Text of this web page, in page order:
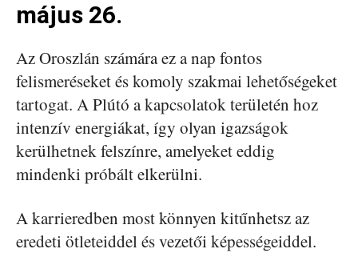
május 26.
Az Oroszlán számára ez a nap fontos
felismeréseket és komoly szakmai lehetőségeket
tartogat. A Plútó a kapcsolatok területén hoz
intenzív energiákat, így olyan igazságok
kerülhetnek felszínre, amelyeket eddig
mindenki próbált elkerülni.
A karrieredben most könnyen kitűnhetsz az
eredeti ötleteiddel és vezetői képességeiddel.